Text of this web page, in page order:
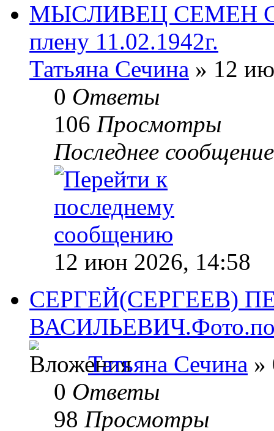
МЫСЛИВЕЦ СЕМЕН
плену 11.02.1942г.
Татьяна Сечина » 12
0 Ответы
106 Просмотры
Последнее
12 июн 2026, 14:58
СЕРГЕЙ(СЕРГЕЕВ)
Татьяна Сечина »
0 Ответы
98 Просмотры